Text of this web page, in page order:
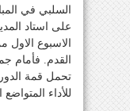
السلبي في
على استاد
الاسبوع الاول
القدم. فأمام
تحمل قمة
للأداء